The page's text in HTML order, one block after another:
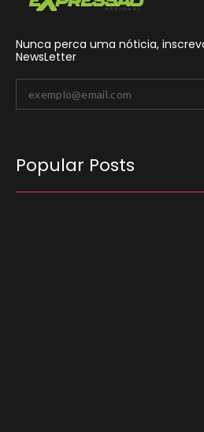
Nunca perca uma nóticia,
NewsLetter
Popular Posts